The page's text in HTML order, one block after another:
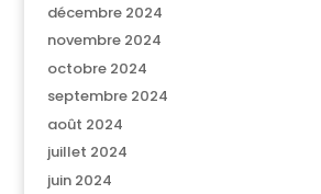
décembre 2024
novembre 2024
octobre 2024
septembre 2024
août 2024
juillet 2024
juin 2024